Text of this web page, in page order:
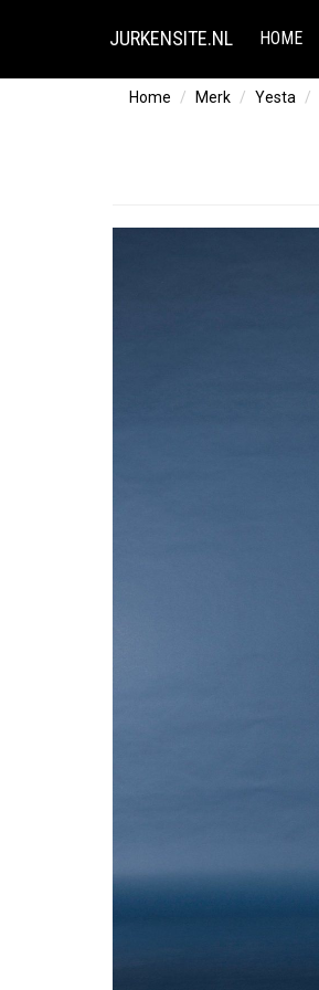
JURKENSITE.NL HOME
Home Merk Yesta